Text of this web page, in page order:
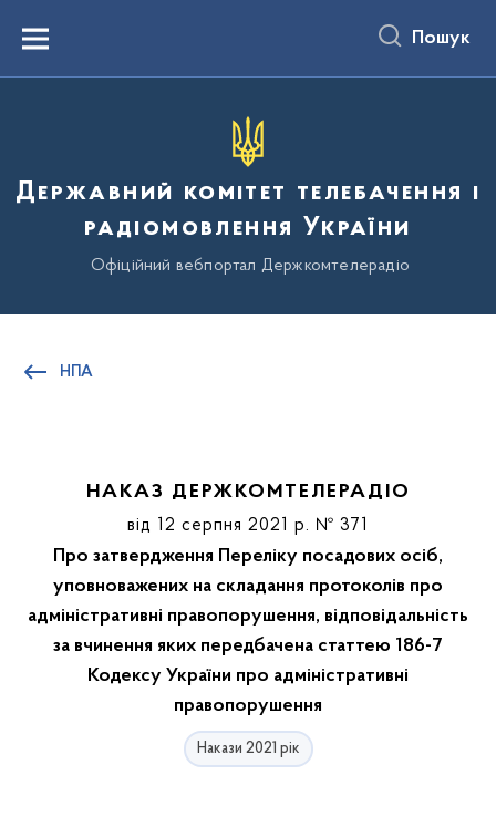
вмістуMenu Пошук
Державний комітет телебачення і
радіомовлення України
Офіційний вебпортал Держкомтелерадіо
НПА
НАКАЗ ДЕРЖКОМТЕЛЕРАДІО
від 12 серпня 2021 р. № 371
Про затвердження Переліку посадових осіб,
уповноважених на складання протоколів про
адміністративні правопорушення, відповідальність
за вчинення яких передбачена статтею 186-7
Кодексу України про адміністративні
правопорушення
Накази 2021 рік